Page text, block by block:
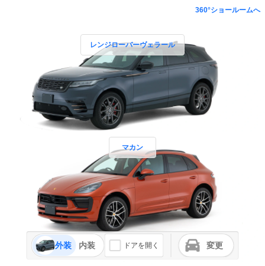
360°ショールームへ
レンジローバーヴェラール
マカン
外装 内装 ドアを開く 変更